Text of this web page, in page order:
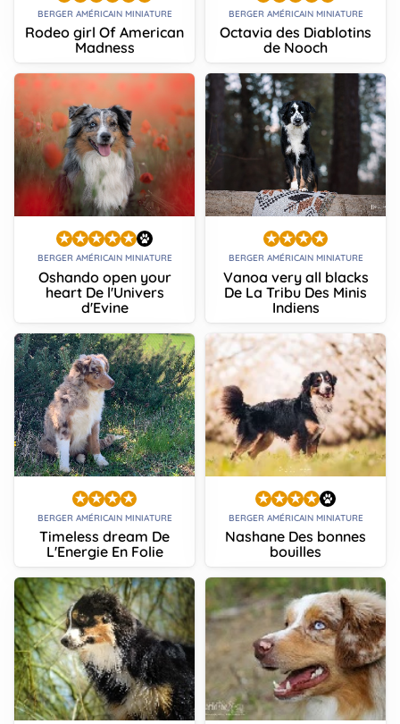
BERGER AMÉRICAIN MINIATURE
Rodeo girl Of American
Madness
BERGER AMÉRICAIN MINIATURE
Octavia des Diablotins
de Nooch
BERGER AMÉRICAIN MINIATURE
Oshando open your
heart De l'Univers
d'Evine
BERGER AMÉRICAIN MINIATURE
Vanoa very all blacks
De La Tribu Des Minis
Indiens
BERGER AMÉRICAIN MINIATURE
Timeless dream De
L'Energie En Folie
BERGER AMÉRICAIN MINIATURE
Nashane Des bonnes
bouilles